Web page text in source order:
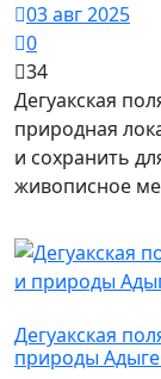
03 авг 2025
0
34
Дегуакская
природная
и сохранить
живописное
Дегуакская
природы